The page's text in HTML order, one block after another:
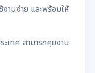
งานง่าย และพร้อมให้
ะเทศ สามารถคุยงาน